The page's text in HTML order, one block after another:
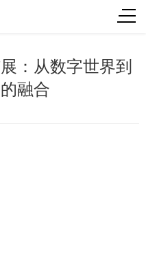
：从数字世界到
融合